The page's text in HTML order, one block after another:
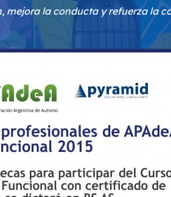
mejora la conducta y refuerza la